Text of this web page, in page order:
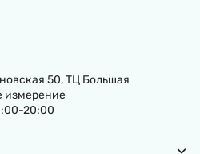
50, ТЦ Большая
измерение
20:00